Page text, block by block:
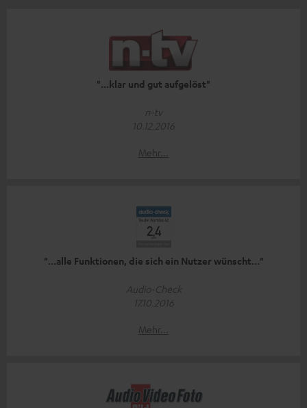
"...klar und gut aufgelöst"
n-tv
10.12.2016
Mehr...
"...alle Funktionen, die sich ein Nutzer wünscht..."
Audio-Check
17.10.2016
Mehr...